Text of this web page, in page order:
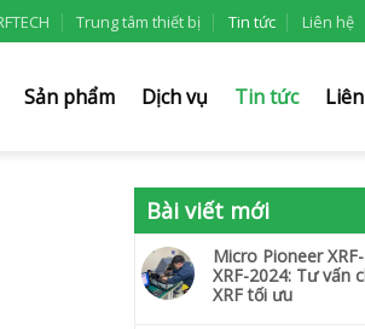
Trung tâm thiết bị Tin tức Liên hệ
Sản phẩm Dịch vụ Tin tức
Bài viết mới
Micro Pioneer
XRF-2024: Tư vấn
XRF tối ưu